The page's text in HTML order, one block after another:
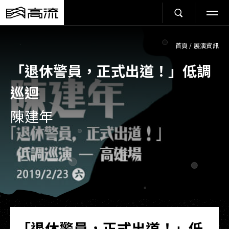
首頁 / 展演資訊
「退休警員，正式出道！」低調
巡迴
陳建年